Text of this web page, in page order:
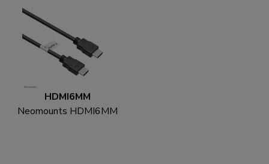
HDMI6MM
Neomounts HDMI6MM